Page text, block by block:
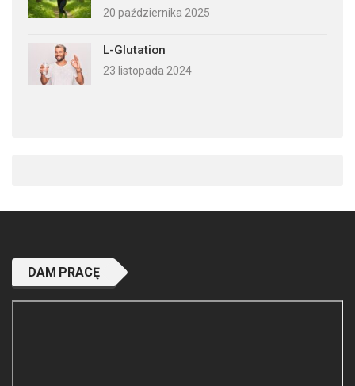
20 października 2025
L-Glutation
23 listopada 2024
DAM PRACĘ